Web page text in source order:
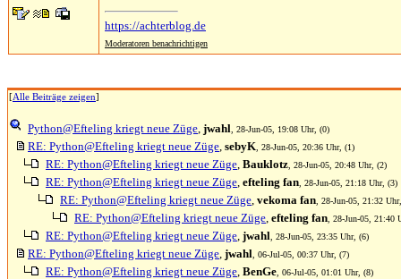
https://achterblog.de
Moderatoren benachrichtigen
[Alle Beiträge zeigen]
Python@Efteling kriegt neue Züge, jwahl , 28-Jun-05, 19:08 Uhr, (0)
RE: Python@Efteling kriegt neue Züge, sebyK , 28-Jun-05, 20:36 Uhr, (1)
RE: Python@Efteling kriegt neue Züge, Bauklotz , 28-Jun-05, 20:48 Uhr, (2)
RE: Python@Efteling kriegt neue Züge, efteling fan , 28-Jun-05, 21:18 Uhr, (3)
RE: Python@Efteling kriegt neue Züge, vekoma fan , 28-Jun-05, 21:32
RE: Python@Efteling kriegt neue Züge, efteling fan , 28-Jun-05, 21:40
RE: Python@Efteling kriegt neue Züge, jwahl , 28-Jun-05, 23:35 Uhr, (6)
RE: Python@Efteling kriegt neue Züge, jwahl , 06-Jul-05, 00:37 Uhr, (7)
RE: Python@Efteling kriegt neue Züge, BenGe , 06-Jul-05, 01:01 Uhr, (8)